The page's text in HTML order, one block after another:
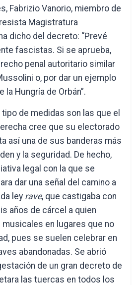
Fabrizio Vanorio, miembro de
Magistratura
dicho del decreto: “Prevé
fascistas. Si se aprueba,
penal autoritario similar
o, por dar un ejemplo
la Hungría de Orbán”.
de medidas son las que el
cree que su electorado
así una de sus banderas más
y la seguridad. De hecho,
legal con la que se
dar una señal del camino a
ley rave, que castigaba con
años de cárcel a quien
en lugares que no
pues se suelen celebrar en
abandonadas. Se abrió
de un gran decreto de
las tuercas en todos los